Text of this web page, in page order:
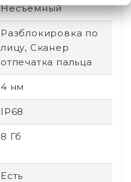
Несъемный
Разблокировка по
лицу, Сканер
отпечатка пальца
4 нм
IP68
8 Гб
Есть